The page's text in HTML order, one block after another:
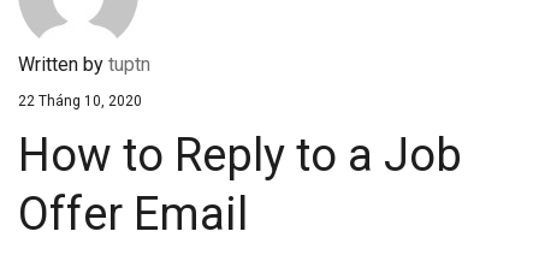
Written by tuptn
22 Tháng 10, 2020
How to Reply to a Job
Offer Email